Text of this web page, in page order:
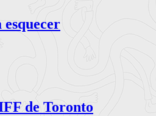
esquecer
de Toronto